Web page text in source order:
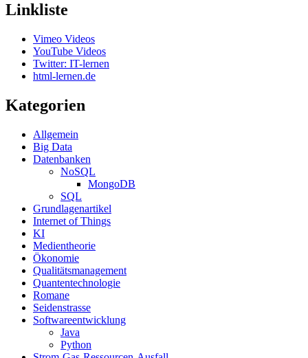
Linkliste
Vimeo Videos
YouTube Videos
Twitter: IT-lernen
html-lernen.de
Kategorien
Allgemein
Big Data
Datenbanken
NoSQL
MongoDB
SQL
Grundlagenartikel
Internet of Things
KI
Medientheorie
Ökonomie
Qualitätsmanagement
Quantentechnologie
Romane
Seidenstrasse
Softwareentwicklung
Java
Python